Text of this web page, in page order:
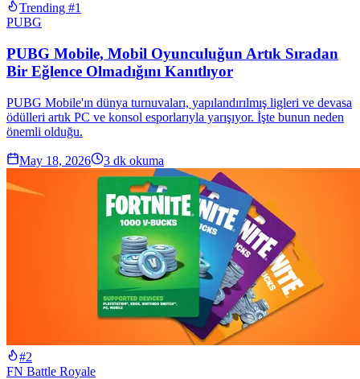
Trending #1
PUBG
PUBG Mobile, Mobil Oyunculuğun Artık Sıradan
Bir Eğlence Olmadığını Kanıtlıyor
PUBG Mobile'ın dünya turnuvaları, yapılandırılmış ligleri ve devasa
ödülleri artık PC ve konsol esporlarıyla yarışıyor. İşte bunun neden
önemli olduğu.
May 18, 2026 3 dk okuma
#2
FN Battle Royale